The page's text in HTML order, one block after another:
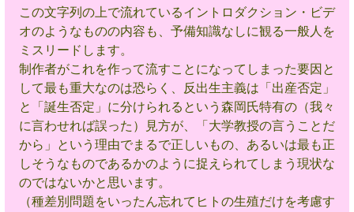
この文字列の上で流れているイントロダクション・ビデ
オのようなものの内容も、予備知識なしに観る一般人を
ミスリードします。
制作者がこれを作って流すことになってしまった要因と
して最も重大なのは恐らく、反出生主義は「出産否定」
と「誕生否定」に分けられるという森岡氏特有の（我々
に言わせれば誤った）見方が、「大学教授の言うことだ
から」という理由でまるで正しいもの、あるいは最も正
しそうなものであるかのように捉えられてしまう現状な
のではないかと思います。
（種差別問題をいったん忘れてヒトの生殖だけを考慮す